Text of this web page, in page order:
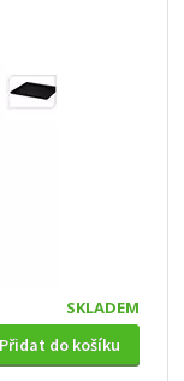
SKLADEM
Přidat do košíku